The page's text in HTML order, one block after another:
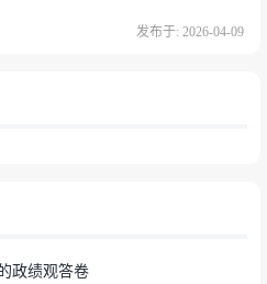
发布于: 2026-04-09
政绩观答卷